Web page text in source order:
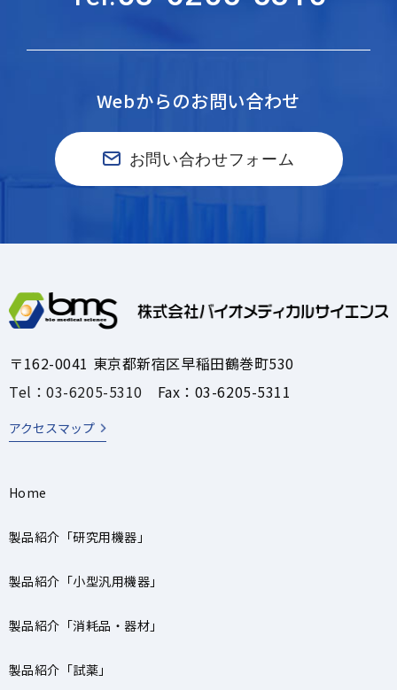
Webからのお問い合わせ
お問い合わせフォーム
〒162-0041 東京都新宿区早稲田鶴巻町530
Tel：03-6205-5310 Fax：03-6205-5311
アクセスマップ
Home
製品紹介「研究用機器」
製品紹介「小型汎用機器」
製品紹介「消耗品・器材」
製品紹介「試薬」